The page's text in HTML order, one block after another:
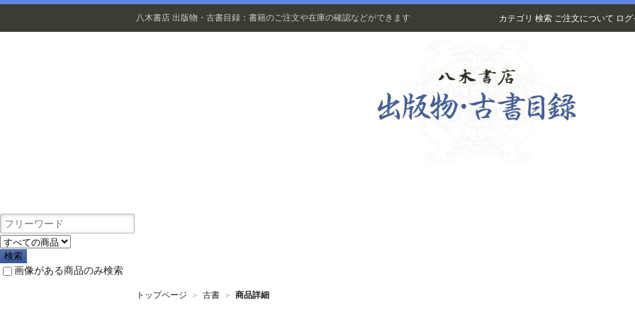
八木書店 出版物・古書目録：書籍のご注文や在庫の確認などができます カテゴリ 検索 ご注文について ログ
画像がある商品のみ検索
トップページ ＞ 古書 ＞ 商品詳細